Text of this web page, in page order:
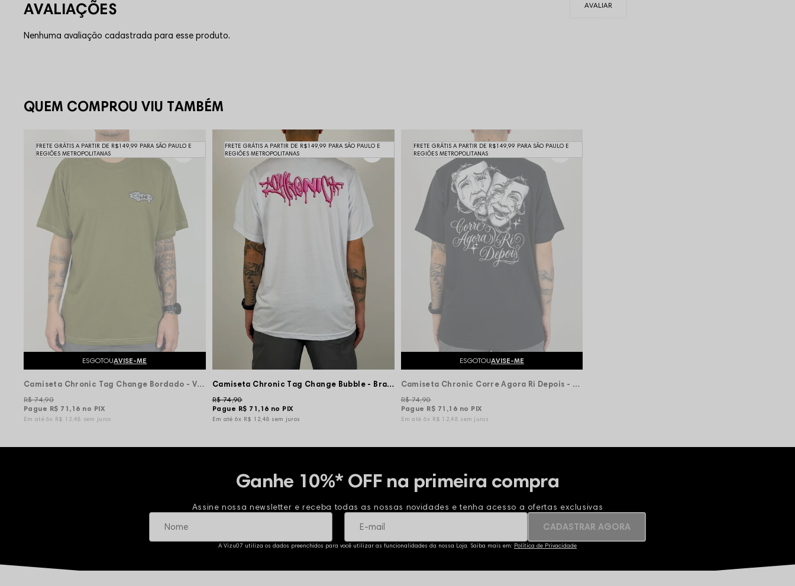
Nenhuma avaliação cadastrada para esse produto.
QUEM COMPROU VIU TAMBÉM
FRETE GRÁTIS A PARTIR DE R$149,99 PARA SÃO PAULO E
REGIÕES METROPOLITANAS
ESGOTOUAVISE-ME
Camiseta Chronic Tag Change Bordado - Verde Musgo
Pague R$ 71,16 no PIX
R$ 74,90
6x R$ 12,48 sem juros
FRETE GRÁTIS A PARTIR DE R$149,99 PARA SÃO PAULO E
REGIÕES METROPOLITANAS
Camiseta Chronic Tag Change Bubble - Branco
Pague R$ 71,16 no PIX
R$ 74,90
6x R$ 12,48 sem juros
FRETE GRÁTIS A PARTIR DE R$149,99 PARA SÃO PAULO E
REGIÕES METROPOLITANAS
ESGOTOUAVISE-ME
Camiseta Chronic Corre Agora Ri Depois - Preta
Pague R$ 71,16 no PIX
R$ 74,90
6x R$ 12,48 sem juros
Ganhe 10%* OFF na primeira compra
Assine nossa newsletter e receba todas as nossas novidades e tenha acesso a ofertas exclusivas
CADASTRAR AGORA
A Vizu07 utiliza os dados preenchidos para você utilizar as funcionalidades da nossa Loja. Saiba mais em: Política de Privacidade